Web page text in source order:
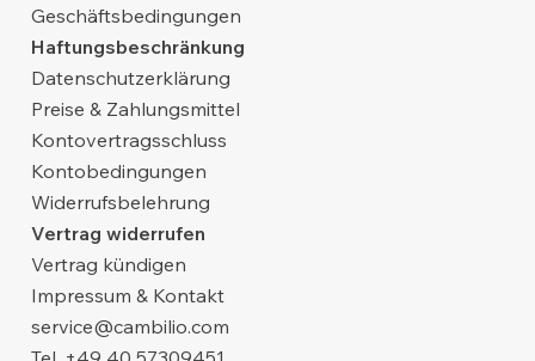
Geschäftsbedingungen
Haftungsbeschränkung
Datenschutzerklärung
Preise & Zahlungsmittel
Kontovertragsschluss
Kontobedingungen
Widerrufsbelehrung
Vertrag widerrufen
Vertrag kündigen
Impressum & Kontakt
service@cambilio.com